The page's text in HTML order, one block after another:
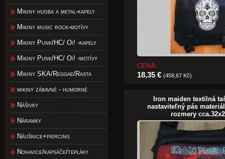
Mikiny hudba a metal-kapely
Mikiny music rock-motívy
Mikiny Punk/HC/ Oi! -kapely
Mikiny Punk/HC/ Oi! -motívy
Mikiny SKA/Reggae/Rasta
mikiny zábavné - humorné
Nášivky
Náramky
Náušnice+piercing
Nohavice/kapsáče/tepláky
CENA:
18,35 € (458,67 Kč)
Iron maiden textilná
nastaviteľný pás
rozmery